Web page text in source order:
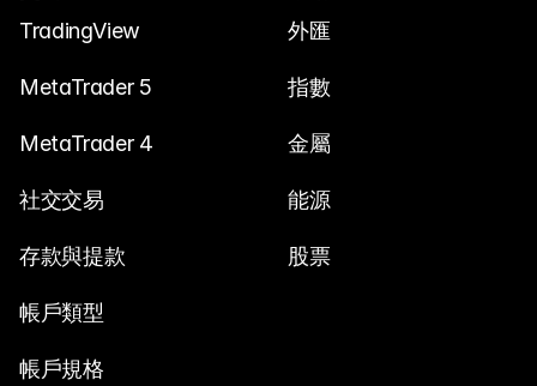
TradingView
MetaTrader 5
MetaTrader 4
社交交易
存款與提款
帳戶類型
帳戶規格
外匯
指數
金屬
能源
股票